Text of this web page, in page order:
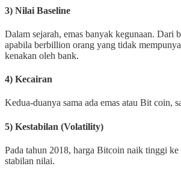
3) Nilai Baseline
Dalam sejarah, emas banyak kegunaan. Dari
apabila berbillion orang yang tidak
kenakan oleh bank.
4) Kecairan
Kedua-duanya sama ada emas atau Bit coin,
5) Kestabilan (Volatility)
Pada tahun 2018, harga Bitcoin naik tinggi
stabilan nilai.